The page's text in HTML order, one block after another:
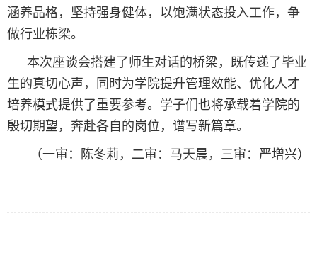
涵养品格，坚持强身健体，以饱满状态投入工作，争
做行业栋梁。
本次座谈会搭建了师生对话的桥梁，既传递了毕业
生的真切心声，同时为学院提升管理效能、优化人才
培养模式提供了重要参考。学子们也将承载着学院的
殷切期望，奔赴各自的岗位，谱写新篇章。
（一审：陈冬莉，二审：马天晨，三审：严增兴）